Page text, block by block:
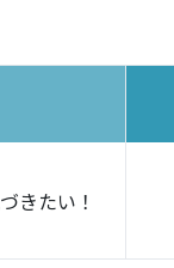
きたい！